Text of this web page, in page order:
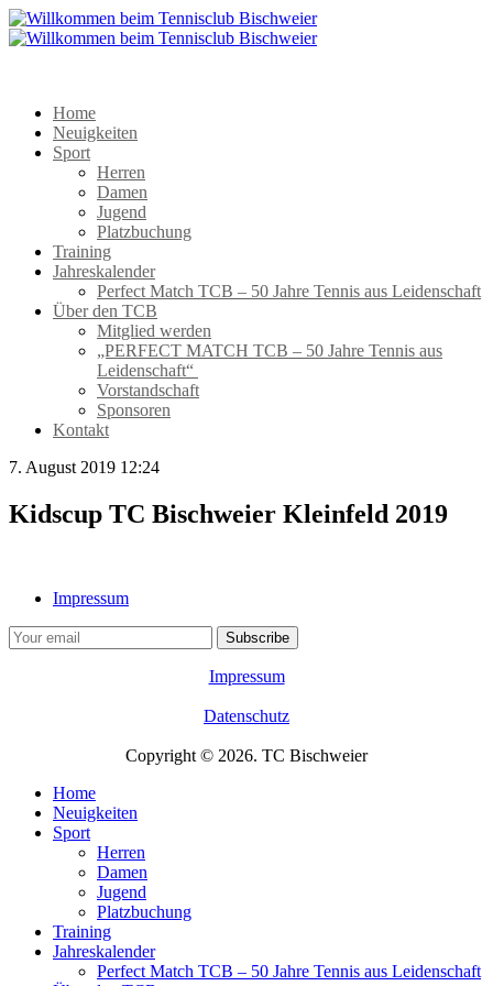
Home
Neuigkeiten
Sport
Herren
Damen
Jugend
Platzbuchung
Training
Jahreskalender
Perfect Match TCB – 50 Jahre Tennis aus Leidenschaft
Über den TCB
Mitglied werden
„PERFECT MATCH TCB – 50 Jahre Tennis aus
Leidenschaft“
Vorstandschaft
Sponsoren
Kontakt
7. August 2019 12:24
Kidscup TC Bischweier Kleinfeld 2019
Impressum
Impressum
Datenschutz
Copyright © 2026. TC Bischweier
Home
Neuigkeiten
Sport
Herren
Damen
Jugend
Platzbuchung
Training
Jahreskalender
Perfect Match TCB – 50 Jahre Tennis aus Leidenschaft